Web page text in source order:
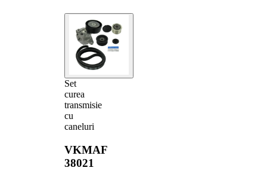
Set
curea
transmisie
cu
caneluri
VKMAF
38021